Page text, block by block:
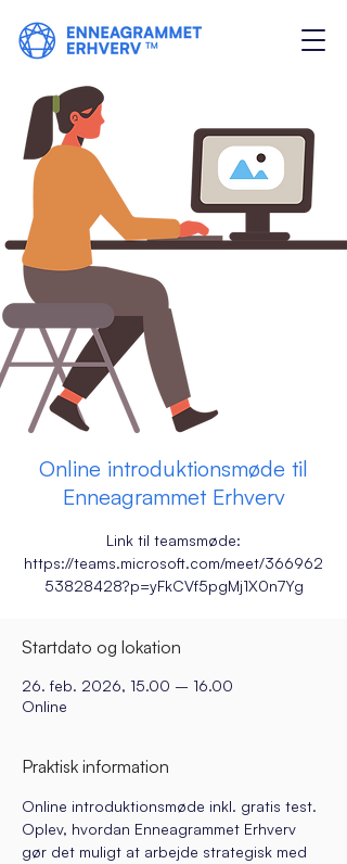
Online introduktionsmøde til
Enneagrammet Erhverv
Link til teamsmøde:
https://teams.microsoft.com/meet/366962
53828428?p=yFkCVf5pgMj1X0n7Yg
Startdato og lokation
26. feb. 2026, 15.00 – 16.00
Online
Praktisk information
Online introduktionsmøde inkl. gratis test.
Oplev, hvordan Enneagrammet Erhverv
gør det muligt at arbejde strategisk med